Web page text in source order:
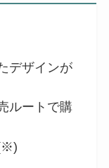
デザインが
ルートで購